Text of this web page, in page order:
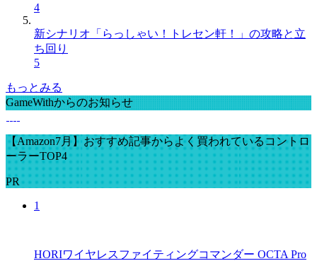
4
新シナリオ「らっしゃい！トレセン軒！」の攻略と立
ち回り
5
もっとみる
GameWithからのお知らせ
【Amazon7月】おすすめ記事からよく買われているコントロ
ーラーTOP4
PR
1
HORIワイヤレスファイティングコマンダー OCTA Pro